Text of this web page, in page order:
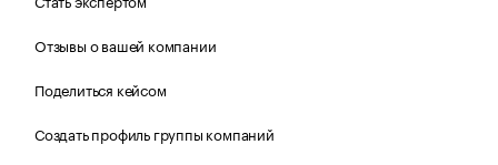
Отзывы о вашей компании
Поделиться кейсом
Создать профиль группы компаний